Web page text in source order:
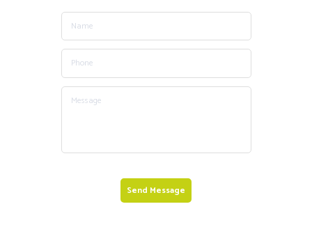
Send Message